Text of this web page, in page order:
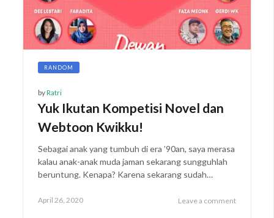
RANDOM
byRatri
Yuk Ikutan Kompetisi Novel dan
Webtoon Kwikku!
Sebagai anak yang tumbuh di era ’90an, saya merasa
kalau anak-anak muda jaman sekarang sungguhlah
beruntung. Kenapa? Karena sekarang sudah…
Leave a comment
Posted
April 26, 2020April